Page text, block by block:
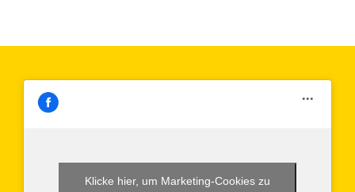
Klicke hier, um Marketing-Cookies zu